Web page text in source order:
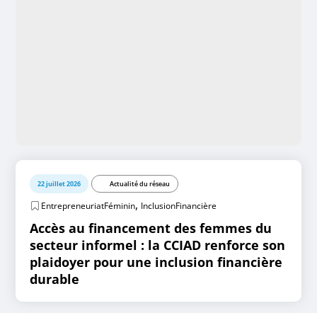
22 juillet 2026 Actualité du réseau
EntrepreneuriatFéminin, InclusionFinancière
Accès au financement des femmes du
secteur informel : la CCIAD renforce son
plaidoyer pour une inclusion financière
durable